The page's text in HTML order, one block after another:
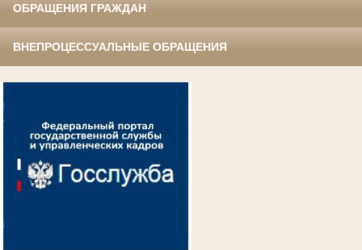
ОБРАЩЕНИЯ ГРАЖДАН
ВНЕПРОЦЕССУАЛЬНЫЕ ОБРАЩЕНИЯ